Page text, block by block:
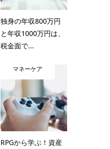
独身の年収800万円
と年収1000万円は、
税金面で...
マネーケア
RPGから学ぶ！資産